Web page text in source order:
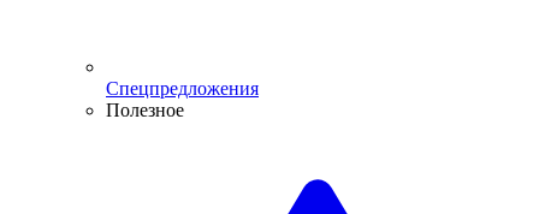
Спецпредложения
Полезное